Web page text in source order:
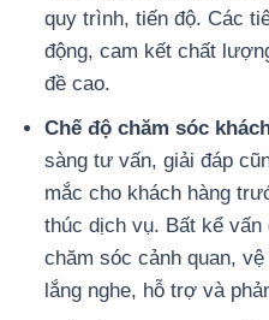
quy trình, tiến độ. Các
động, cam kết chất
đề cao.
Chế độ chăm sóc
sàng tư vấn, giải đáp
mắc cho khách hàng
thúc dịch vụ. Bất kể vấn
chăm sóc cảnh quan,
lắng nghe, hỗ trợ và